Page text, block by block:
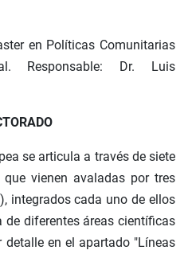
en Políticas Comunitarias
Responsable: Dr. Luis
se articula a través de siete
vienen avaladas por tres
integrados cada uno de ellos
de diferentes áreas científicas
en el apartado "Líneas